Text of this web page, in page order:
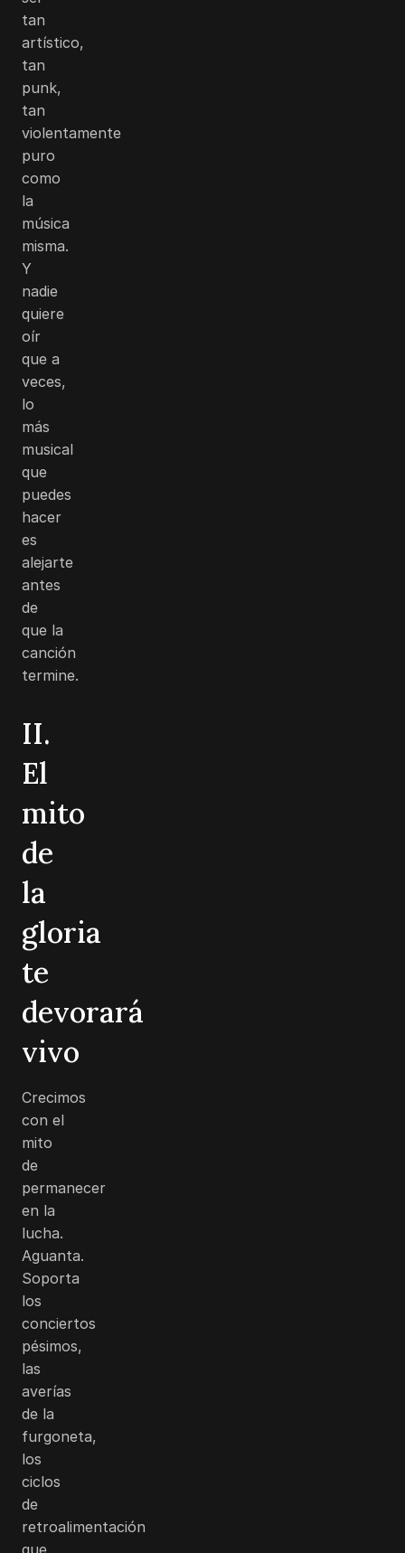
tan
artístico,
tan
punk,
tan
violentamente
puro
como
la
música
misma.
Y
nadie
quiere
oír
que a
veces,
lo
más
musical
que
puedes
hacer
es
alejarte
antes
de
que la
canción
termine.
II.
El
mito
de
la
gloria
te
devorará
vivo
Crecimos
con el
mito
de
permanecer
en la
lucha.
Aguanta.
Soporta
los
conciertos
pésimos,
las
averías
de la
furgoneta,
los
ciclos
de
retroalimentación
que